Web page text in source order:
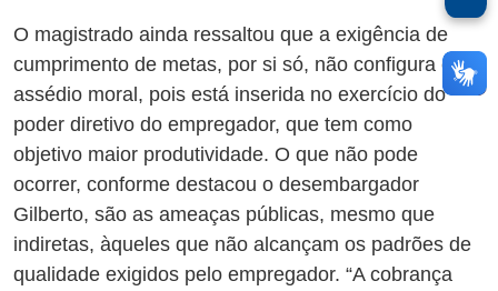
O magistrado ainda ressaltou que a exigência de
cumprimento de metas, por si só, não configura o
assédio moral, pois está inserida no exercício do
poder diretivo do empregador, que tem como
objetivo maior produtividade. O que não pode
ocorrer, conforme destacou o desembargador
Gilberto, são as ameaças públicas, mesmo que
indiretas, àqueles que não alcançam os padrões de
qualidade exigidos pelo empregador. “A cobrança